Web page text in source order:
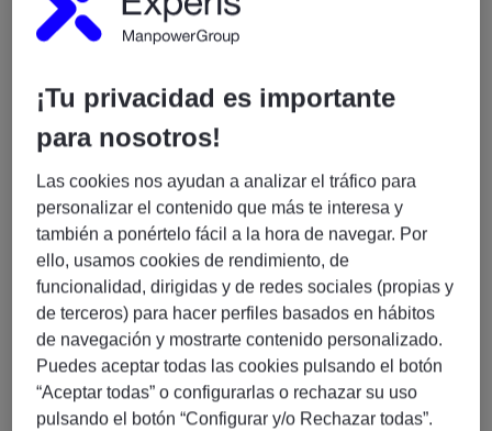
accounting and foreign exchange platform
role offers the opportunity to make meaningful
financial operations, with a strong focus on scalability,
Collaboration, ownership and technical excellence are
central to the team’s culture, operating in a
remote‑friendly and highly autonomous environment.
What’s on Offer
Competitive salary and benefits package
Performance-based discretionary bonus
Ongoing professional development through
training and certifications
Strong engineering culture with Open Source
¡Tu privacidad es importante
para nosotros!
Las cookies nos ayudan a analizar el tráfico para
personalizar el contenido que más te interesa y
también a ponértelo fácil a la hora de navegar. Por
ello, usamos cookies de rendimiento, de
funcionalidad, dirigidas y de redes sociales (propias y
de terceros) para hacer perfiles basados en hábitos
de navegación y mostrarte contenido personalizado.
Puedes aceptar todas las cookies pulsando el botón
“Aceptar todas” o configurarlas o rechazar su uso
pulsando el botón “Configurar y/o Rechazar todas”.